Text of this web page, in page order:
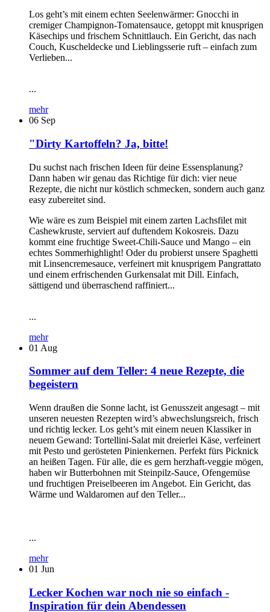
Los geht’s mit einem echten Seelenwärmer: Gnocchi in
cremiger Champignon-Tomatensauce, getoppt mit knusprigen
Käsechips und frischem Schnittlauch. Ein Gericht, das nach
Couch, Kuscheldecke und Lieblingsserie ruft – einfach zum
Verlieben...
...
mehr
06 Sep
"Dirty Kartoffeln? Ja, bitte!
Du suchst nach frischen Ideen für deine Essensplanung?
Dann haben wir genau das Richtige für dich: vier neue
Rezepte, die nicht nur köstlich schmecken, sondern auch ganz
easy zubereitet sind.
Wie wäre es zum Beispiel mit einem zarten Lachsfilet mit
Cashewkruste, serviert auf duftendem Kokosreis. Dazu
kommt eine fruchtige Sweet-Chili-Sauce und Mango – ein
echtes Sommerhighlight! Oder du probierst unsere Spaghetti
mit Linsencremesauce, verfeinert mit knusprigem Pangrattato
und einem erfrischenden Gurkensalat mit Dill. Einfach,
sättigend und überraschend raffiniert...
...
mehr
01 Aug
Sommer auf dem Teller: 4 neue Rezepte, die
begeistern
Wenn draußen die Sonne lacht, ist Genusszeit angesagt – mit
unseren neuesten Rezepten wird’s abwechslungsreich, frisch
und richtig lecker. Los geht’s mit einem neuen Klassiker in
neuem Gewand: Tortellini-Salat mit dreierlei Käse, verfeinert
mit Pesto und gerösteten Pinienkernen. Perfekt fürs Picknick
an heißen Tagen. Für alle, die es gern herzhaft-veggie mögen,
haben wir Butterbohnen mit Steinpilz-Sauce, Ofengemüse
und fruchtigen Preiselbeeren im Angebot. Ein Gericht, das
Wärme und Waldaromen auf den Teller...
...
mehr
01 Jun
Lecker Kochen war noch nie so einfach -
Inspiration für dein Abendessen